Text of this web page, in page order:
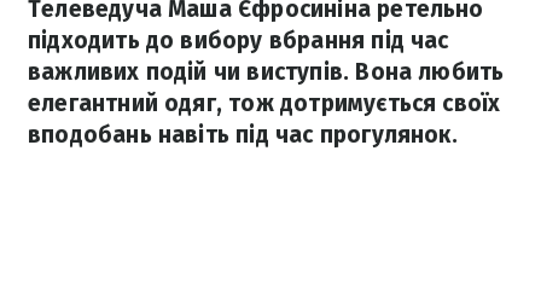
Телеведуча Маша Єфросиніна ретельно
підходить до вибору вбрання під час
важливих подій чи виступів. Вона любить
елегантний одяг, тож дотримується своїх
вподобань навіть під час прогулянок.